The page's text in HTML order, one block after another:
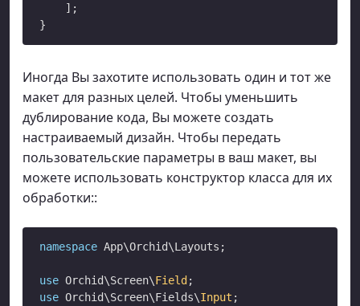
    ];
Иногда Вы захотите использовать один и тот же
макет для разных целей. Чтобы уменьшить
дублирование кода, Вы можете создать
настраиваемый дизайн. Чтобы передать
пользовательские параметры в ваш макет, вы
можете использовать конструктор класса для их
обработки::
namespace App\Orchid\Layouts;
use Orchid\Screen\Field
use Orchid\Screen\Fields\Input